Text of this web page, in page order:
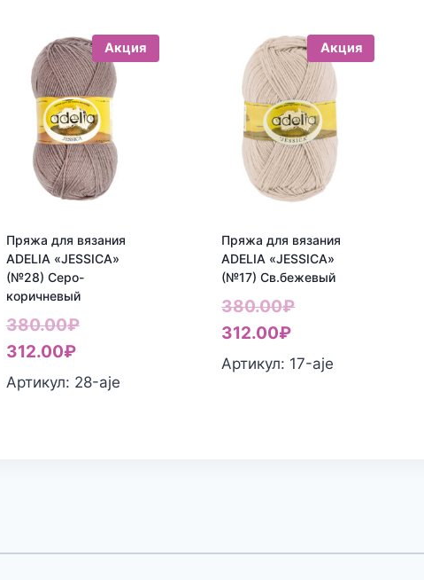
Акция
Пряжа для вязания
ADELIA «JESSICA»
(№28) Серо-
коричневый
380.00₽Первоначальная
составляла
312.00₽Текущая
цена:
Артикул: 28-aje
Акция
Пряжа для вязания
ADELIA «JESSICA»
(№17) Св.бежевый
380.00₽
составляла
312.00₽Текущая
цена:
Артикул: 17-aje